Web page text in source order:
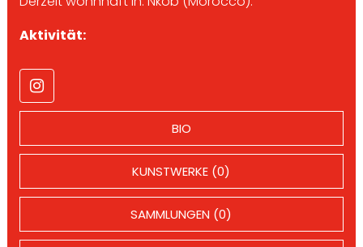
Aktivität:
BIO
KUNSTWERKE (0)
SAMMLUNGEN (0)